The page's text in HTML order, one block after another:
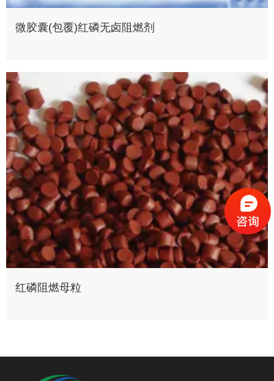
微胶囊(包覆)红磷无卤阻燃剂
红磷阻燃母粒